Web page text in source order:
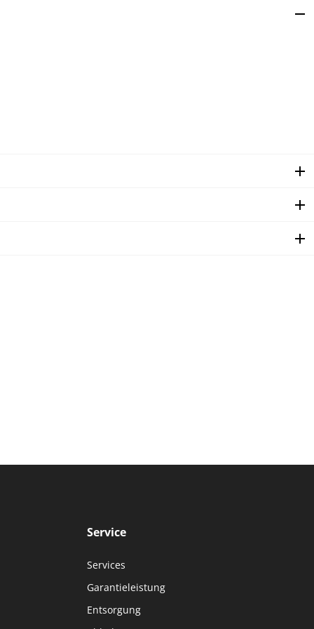
Service
Services
Garantieleistung
Entsorgung